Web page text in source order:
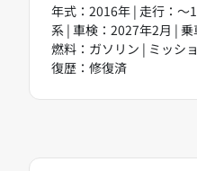
年式：2016年 | 走行：～
系 | 車検：2027年2月 |
燃料：ガソリン | ミッシ
復歴：修復済